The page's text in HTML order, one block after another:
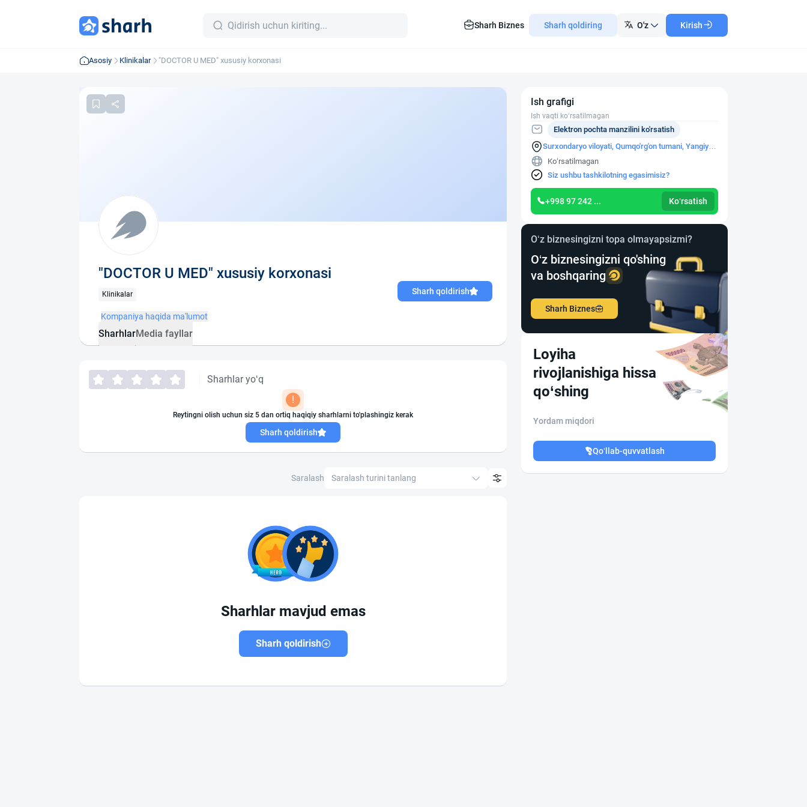
Sharh Biznes Sharh qoldiring O'z Kirish
Asosiy Klinikalar "DOCTOR U MED" xususiy korxonasi
"DOCTOR U MED" xususiy korxonasi
Klinikalar Sharh qoldirish
Kompaniya haqida ma'lumot
SharhlarMedia fayllar
Sharhlar yo‘q
!
Reytingni olish uchun siz 5 dan ortiq haqiqiy sharhlarni to'plashingiz kerak
Sharh qoldirish
Saralash Saralash turini tanlang
Sharhlar mavjud emas
Sharh qoldirish
Ish grafigi
Ish vaqti ko‘rsatilmagan
Surxondaryo viloyati, Qumqo'rg'on tumani, Yangiyer
shaharchasi Yangiyer mahallasi, raqamsiz uy
Elektron pochta manzilini ko'rsatish
Ko‘rsatilmagan
Siz ushbu tashkilotning egasimisiz?
+998 97 242 ... Ko‘rsatish
O‘z biznesingizni topa olmayapsizmi?
O‘z biznesingizni qo'shing
va boshqaring
Sharh Biznes
Loyiha
rivojlanishiga hissa
qo‘shing
Yordam miqdori
Qo‘llab-quvvatlash